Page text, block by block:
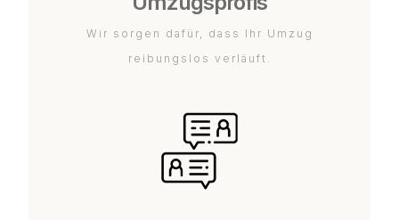
Wir sorgen dafür, dass Ihr Umzug
reibungslos verläuft.